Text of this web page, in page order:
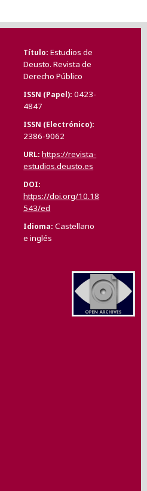
Título Estudios de
Deusto. Revista de
Derecho Público
ISSN (Papel) 0423-
4847
ISSN (Electrónico)
2386-9062
URL https://revista-
estudios.deusto.es
DOI
https://doi.org/10.18
543/ed
Idioma Castellano
e inglés